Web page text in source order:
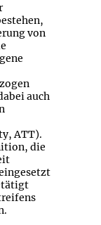
von
auch
ATT).
die